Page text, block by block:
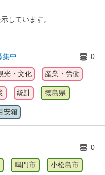
しています。
集中
0
光・文化 産業・労働
統計 徳島県
安箱
0
鳴門市 小松島市